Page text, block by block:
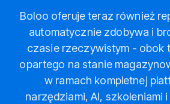
Boloo oferuje teraz również
automatycznie zdobywa i
czasie rzeczywistym - obok
opartego na stanie
w ramach kompletnej
narzędziami, AI, szkoleniami